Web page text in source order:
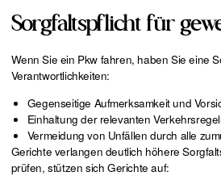
Sorgfaltspflicht für
Wenn Sie ein Pkw fahren, haben Sie eine
Verantwortlichkeiten:
Gegenseitige Aufmerksamkeit und
Einhaltung der relevanten
Vermeidung von Unfällen durch alle
Gerichte verlangen deutlich höhere
prüfen, stützen sich Gerichte auf: